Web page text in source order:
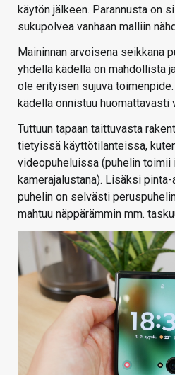
käytön jälkeen. Parannusta on
sukupolvea vanhaan malliin
Maininnan arvoisena seikkana
yhdellä kädellä on mahdollista
ole erityisen sujuva
kädellä onnistuu huomattavasti
Tuttuun tapaan taittuvasta
tietyissä käyttötilanteissa,
videopuheluissa (puhelin toimii
kamerajalustana). Lisäksi
puhelin on selvästi
mahtuu näppärämmin mm.